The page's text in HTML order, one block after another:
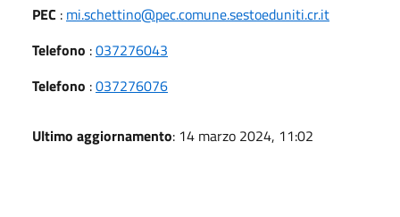
PEC : mi.schettino@pec.comune.sestoeduniti.cr.it
Telefono :037276043
Telefono :037276076
Ultimo aggiornamento: 14 marzo 2024, 11:02